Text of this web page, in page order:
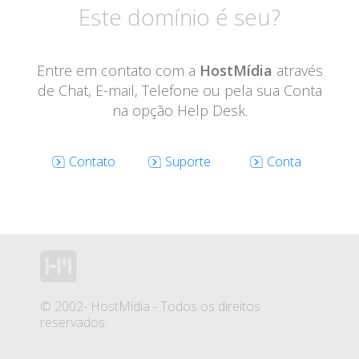
Este domínio é seu?
Entre em contato com a HostMídia através
de Chat, E-mail, Telefone ou pela sua Conta
na opção Help Desk.
Contato Suporte Conta
© 2002- HostMídia - Todos os direitos
reservados.